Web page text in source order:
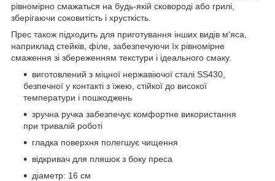
рівномірно смажаться на будь-якій сковороді або грилі,
зберігаючи соковитість і хрусткість.
Прес також підходить для приготування інших видів м'яса,
наприклад стейків, філе, забезпечуючи їх рівномірне
смаження зі збереженням текстури і ідеального смаку.
виготовлений з міцної нержавіючої сталі SS430,
безпечної у контакті з їжею, стійкої до високої
температури і пошкоджень
зручна ручка забезпечує комфортне використання
при тривалій роботі
гладка поверхня полегшує чищення
відкривач для пляшок з боку преса
діаметр: 16 см